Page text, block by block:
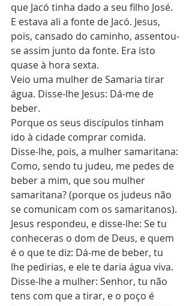
que Jacó tinha dado a seu filho José.
E estava ali a fonte de Jacó. Jesus,
pois, cansado do caminho, assentou-
se assim junto da fonte. Era isto
quase à hora sexta.
Veio uma mulher de Samaria tirar
água. Disse-lhe Jesus: Dá-me de
beber.
Porque os seus discípulos tinham
ido à cidade comprar comida.
Disse-lhe, pois, a mulher samaritana:
Como, sendo tu judeu, me pedes de
beber a mim, que sou mulher
samaritana? (porque os judeus não
se comunicam com os samaritanos).
Jesus respondeu, e disse-lhe: Se tu
conheceras o dom de Deus, e quem
é o que te diz: Dá-me de beber, tu
lhe pedirias, e ele te daria água viva.
Disse-lhe a mulher: Senhor, tu não
tens com que a tirar, e o poço é